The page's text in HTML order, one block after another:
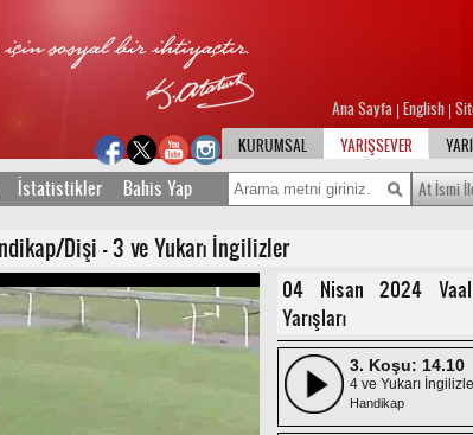
Ana Sayfa English
KURUMSAL
YARIŞSEVER
İstatistikler Bahis Yap At İsmi
Dişi - 3 ve Yukarı İngilizler
04 Nisan 2024
Yarışları
1. Koşu: 13.00
2. Koşu: 13.35
3 Yaşlı İngilizler
3. Koşu: 14.10
4 ve Yukarı
Handikap